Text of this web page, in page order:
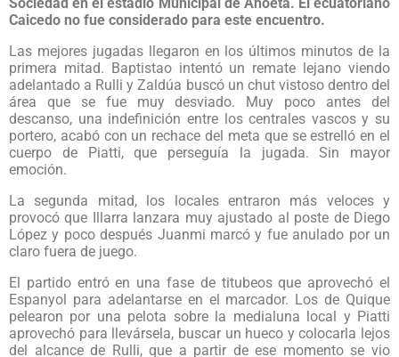
Caicedo no fue considerado para este encuentro.
Las mejores jugadas llegaron en los últimos minutos de la
primera mitad. Baptistao intentó un remate lejano viendo
adelantado a Rulli y Zaldúa buscó un chut vistoso dentro del
área que se fue muy desviado. Muy poco antes del
descanso, una indefinición entre los centrales vascos y su
portero, acabó con un rechace del meta que se estrelló en el
cuerpo de Piatti, que perseguía la jugada. Sin mayor
emoción.
La segunda mitad, los locales entraron más veloces y
provocó que Illarra lanzara muy ajustado al poste de Diego
López y poco después Juanmi marcó y fue anulado por un
claro fuera de juego.
El partido entró en una fase de titubeos que aprovechó el
Espanyol para adelantarse en el marcador. Los de Quique
pelearon por una pelota sobre la medialuna local y Piatti
aprovechó para llevársela, buscar un hueco y colocarla lejos
del alcance de Rulli, que a partir de ese momento se vio